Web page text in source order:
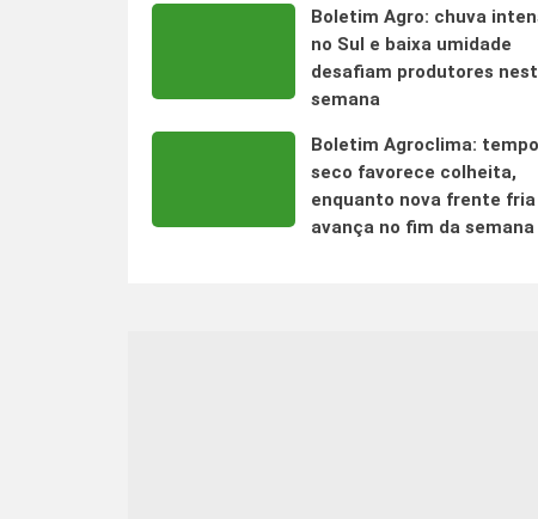
Boletim Agro: chuva
no Sul e baixa umidade
desafiam produtores
semana
Boletim Agroclima: tempo
seco favorece colheita,
enquanto nova frente fria
avança no fim da semana